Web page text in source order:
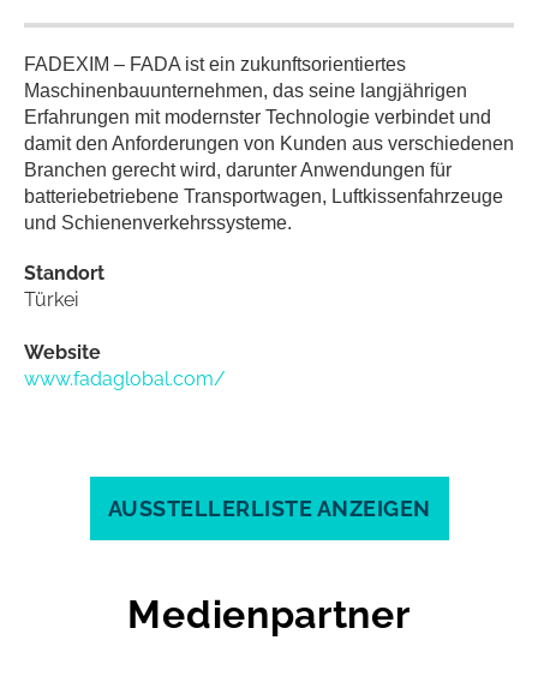
FADEXIM – FADA ist ein zukunftsorientiertes
Maschinenbauunternehmen, das seine langjährigen
Erfahrungen mit modernster Technologie verbindet und
damit den Anforderungen von Kunden aus verschiedenen
Branchen gerecht wird, darunter Anwendungen für
batteriebetriebene Transportwagen, Luftkissenfahrzeuge
und Schienenverkehrssysteme.
Standort
Türkei
Website
www.fadaglobal.com/
AUSSTELLERLISTE ANZEIGEN
Medienpartner